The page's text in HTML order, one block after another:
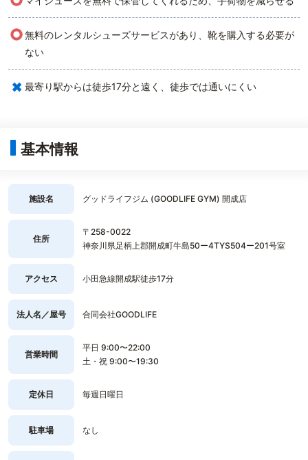
○無料のレンタルシューズサービスがあり、靴を購入する必要が
ない
× 最寄り駅からは徒歩17分と遠く、徒歩では通いにくい
基本情報
施設名 グッドライフジム (GOODLIFE GYM) 開成店
住所
〒258-0022
神奈川県足柄上郡開成町牛島50ー4TYS504ー201号室
アクセス 小田急線開成駅徒歩17分
法人名／屋号 合同会社GOODLIFE
営業時間
平日 9:00〜22:00
土・祝 9:00〜19:30
定休日 毎週日曜日
駐車場 なし